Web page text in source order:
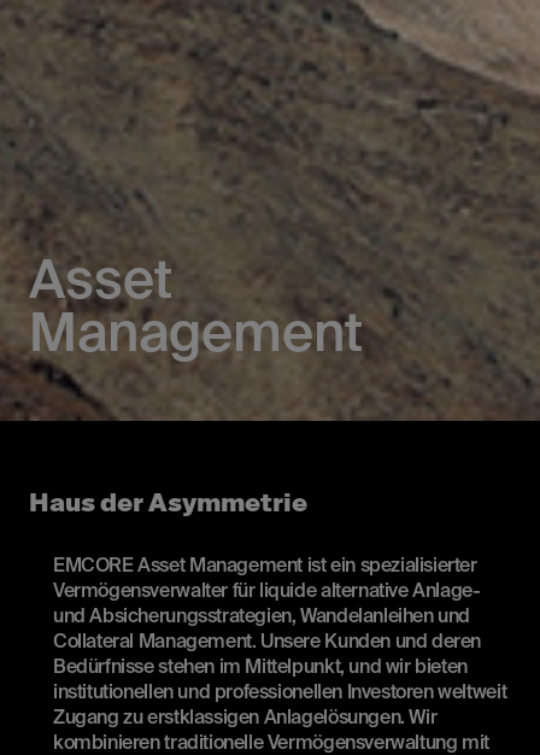
Asset
Management
Haus der Asymmetrie
EMCORE Asset Management ist ein spezialisierter
Vermögensverwalter für liquide alternative Anlage-
und Absicherungsstrategien, Wandelanleihen und
Collateral Management. Unsere Kunden und deren
Bedürfnisse stehen im Mittelpunkt, und wir bieten
institutionellen und professionellen Investoren weltweit
Zugang zu erstklassigen Anlagelösungen. Wir
kombinieren traditionelle Vermögensverwaltung mit